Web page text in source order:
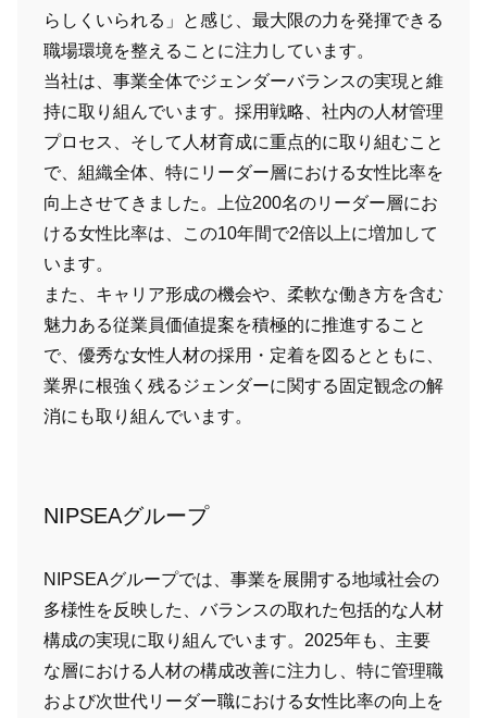
らしくいられる」と感じ、最大限の力を発揮できる
職場環境を整えることに注力しています。
当社は、事業全体でジェンダーバランスの実現と維
持に取り組んでいます。採用戦略、社内の人材管理
プロセス、そして人材育成に重点的に取り組むこと
で、組織全体、特にリーダー層における女性比率を
向上させてきました。上位200名のリーダー層にお
ける女性比率は、この10年間で2倍以上に増加して
います。
また、キャリア形成の機会や、柔軟な働き方を含む
魅力ある従業員価値提案を積極的に推進すること
で、優秀な女性人材の採用・定着を図るとともに、
業界に根強く残るジェンダーに関する固定観念の解
消にも取り組んでいます。
NIPSEAグループ
NIPSEAグループでは、事業を展開する地域社会の
多様性を反映した、バランスの取れた包括的な人材
構成の実現に取り組んでいます。2025年も、主要
な層における人材の構成改善に注力し、特に管理職
および次世代リーダー職における女性比率の向上を